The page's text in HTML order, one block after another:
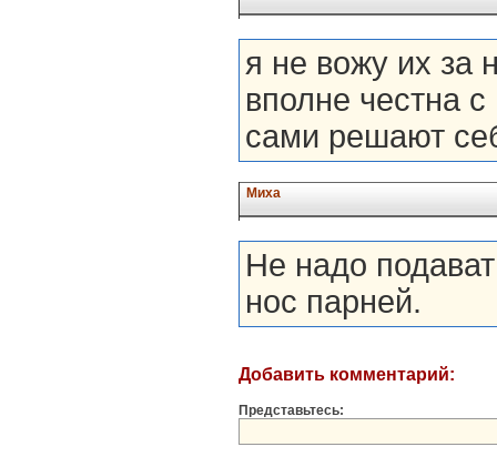
я не вожу их за
вполне честна
сами решают
Миха
Не надо
нос парней.
Добавить комментарий:
Представьтесь: